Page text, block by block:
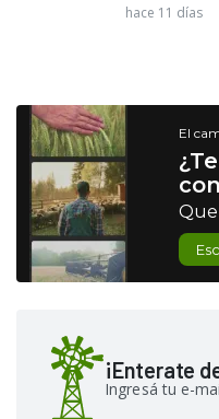
hace 11 días
El
¡Enterate
Ingresá tu e-